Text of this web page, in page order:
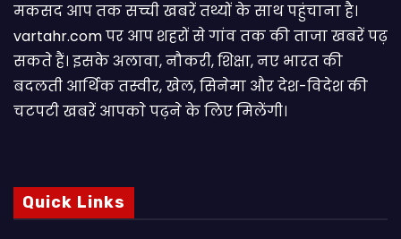
मकसद आप तक सच्ची खबरें तथ्यों के साथ पहुंचाना है।
vartahr.com पर आप शहरों से गांव तक की ताजा खबरें पढ़
सकते हैं। इसके अलावा, नौकरी, शिक्षा, नए भारत की
बदलती आर्थिक तस्वीर, खेल, सिनेमा और देश-विदेश की
चटपटी खबरें आपकाे पढ़ने के लिए मिलेंगी।
Quick Links